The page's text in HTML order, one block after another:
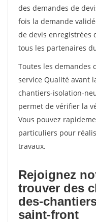
des demandes de
fois la demande
de devis enregistrées
tous les partenaires
Toutes les demandes
service Qualité avant
chantiers-isolation-
permet de vérifier la
Vous pouvez
particuliers pour
travaux.
Rejoignez
trouver des
des-
saint-front